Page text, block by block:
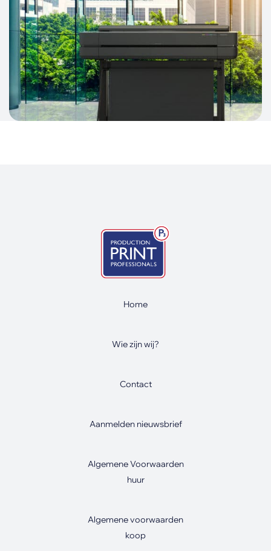
Home
Wie zijn wij?
Contact
Aanmelden nieuwsbrief
Algemene Voorwaarden
huur
Algemene voorwaarden
koop